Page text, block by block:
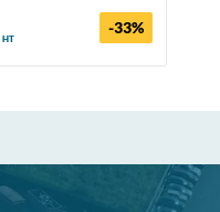
HT
-33%